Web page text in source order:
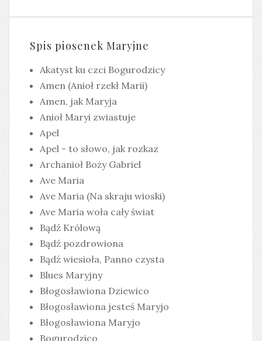
Spis piosenek Maryjne
Akatyst ku czci Bogurodzicy
Amen (Anioł rzekł Marii)
Amen, jak Maryja
Anioł Maryi zwiastuje
Apel
Apel - to słowo, jak rozkaz
Archanioł Boży Gabriel
Ave Maria
Ave Maria (Na skraju wioski)
Ave Maria woła cały świat
Bądź Królową
Bądź pozdrowiona
Bądź wiesioła, Panno czysta
Blues Maryjny
Błogosławiona Dziewico
Błogosławiona jesteś Maryjo
Błogosławiona Maryjo
Bogurodzico